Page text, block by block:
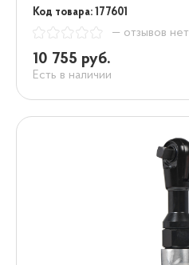
Код товара: 177601
— отзывов нет
10 755 руб.
Есть в наличии